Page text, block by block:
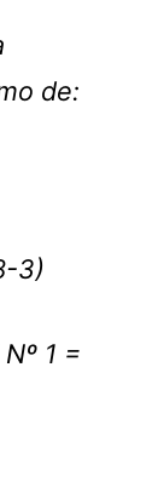
de:
3)
1 =